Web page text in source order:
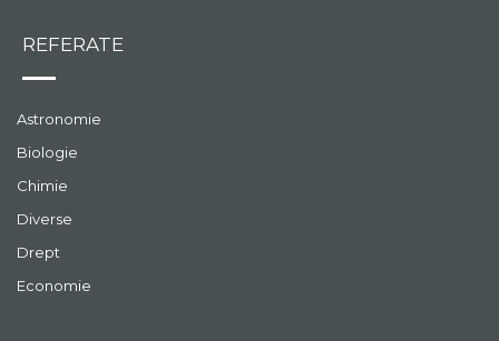
REFERATE
Astronomie
Biologie
Chimie
Diverse
Drept
Economie